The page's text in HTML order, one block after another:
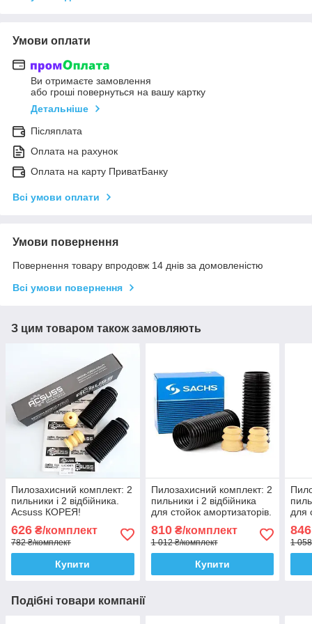
Умови оплати
Ви отримаєте замовлення
або гроші повернуться на вашу картку
Детальніше
Післяплата
Оплата на рахунок
Оплата на карту ПриватБанку
Всі умови оплати
Умови повернення
Повернення товару впродовж 14 днів за домовленістю
Всі умови повернення
З цим товаром також замовляють
Пилозахисний комплект: 2
пильники і 2 відбійника.
Acsuss КОРЕЯ!
626 ₴/комплект
782 ₴/комплект
Купити
Пилозахисний комплект: 2
пильники і 2 відбійника
для стойок амортизаторів.
810₴/комплект
1 012 ₴/комплект
Купити
для
846
1
Подібні товари компанії